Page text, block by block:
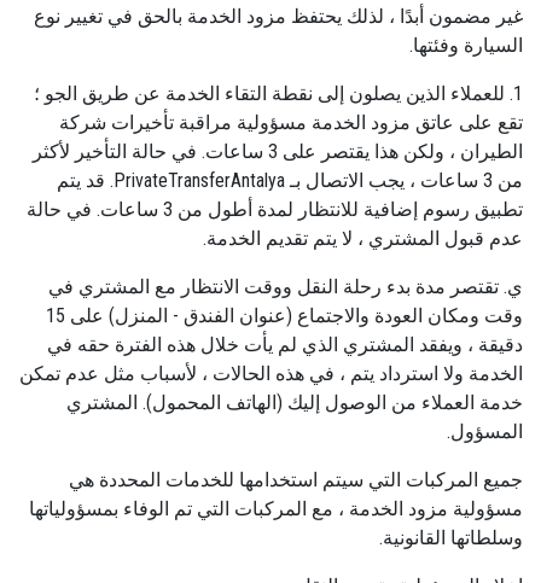
غير مضمون أبدًا ، لذلك يحتفظ مزود الخدمة بالحق في تغيير نوع
السيارة وفئتها.
1. للعملاء الذين يصلون إلى نقطة التقاء الخدمة عن طريق الجو ؛
تقع على عاتق مزود الخدمة مسؤولية مراقبة تأخيرات شركة
الطيران ، ولكن هذا يقتصر على 3 ساعات. في حالة التأخير لأكثر
من 3 ساعات ، يجب الاتصال بـ PrivateTransferAntalya. قد يتم
تطبيق رسوم إضافية للانتظار لمدة أطول من 3 ساعات. في حالة
عدم قبول المشتري ، لا يتم تقديم الخدمة.
ي. تقتصر مدة بدء رحلة النقل ووقت الانتظار مع المشتري في
وقت ومكان العودة والاجتماع (عنوان الفندق - المنزل) على 15
دقيقة ، ويفقد المشتري الذي لم يأت خلال هذه الفترة حقه في
الخدمة ولا استرداد يتم ، في هذه الحالات ، لأسباب مثل عدم تمكن
خدمة العملاء من الوصول إليك (الهاتف المحمول). المشتري
المسؤول.
جميع المركبات التي سيتم استخدامها للخدمات المحددة هي
مسؤولية مزود الخدمة ، مع المركبات التي تم الوفاء بمسؤولياتها
وسلطاتها القانونية.